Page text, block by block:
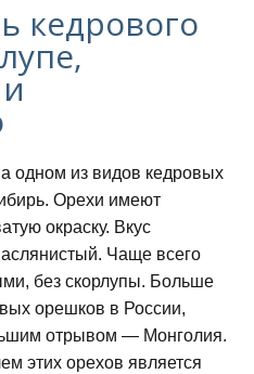
кедрового
одном из видов кедровых
Орехи имеют
окраску. Вкус
Чаще всего
без скорлупы. Больше
орешков в России,
отрывом — Монголия.
этих орехов является